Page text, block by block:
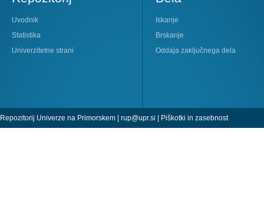
Uvodnik
Statistika
Univerzitetne strani
Iskanje
Brskanje
Oddaja zaključnega dela
Repozitorij Univerze na Primorskem | rup@upr.si Piškotki in zasebnost